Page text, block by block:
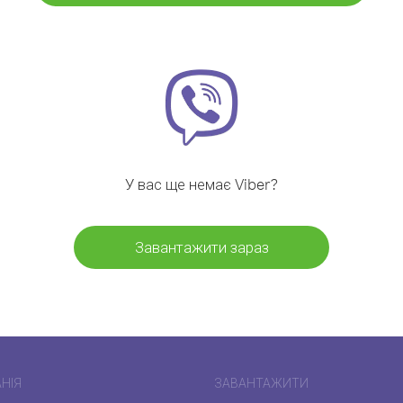
У вас ще немає Viber?
Завантажити зараз
ЗАВАНТАЖИТИ